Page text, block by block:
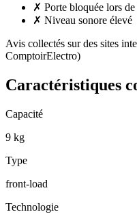
✗ Porte bloquée lors
✗ Niveau sonore élevé
Avis collectés sur des sites
ComptoirElectro)
Caractéristiques
Capacité
9 kg
Type
front-load
Technologie